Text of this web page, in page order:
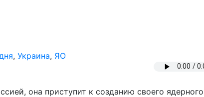
, Украина, ЯО
она приступит к созданию своего